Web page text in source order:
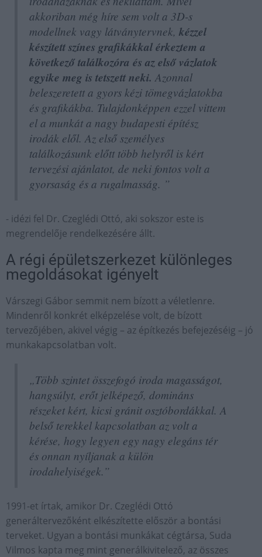
akkoriban még híre sem volt a 3D-s
modellnek vagy látványtervnek, kézzel
készített színes grafikákkal érkeztem a
következő találkozóra és az első vázlatok
egyike meg is tetszett neki. Azonnal
beleszeretett a gyors kézi tömegvázlatokba
és grafikákba. Tulajdonképpen ezzel vittem
el a munkát a nagy budapesti építész
irodák elől. Az első személyes
találkozásunk előtt több helyről is kért
tervezési ajánlatot, de neki fontos volt a
gyorsaság és a rugalmasság. ”
- idézi fel Dr. Czeglédi Ottó, aki sokszor este is
megrendelője rendelkezésére állt.
A régi épületszerkezet különleges
megoldásokat igényelt
Várszegi Gábor semmit nem bízott a véletlenre.
Mindenről konkrét elképzelése volt, de bízott
tervezőjében, akivel végig – az építkezés befejezéséig – jó
munkakapcsolatban volt.
„Több szintet összefogó iroda magasságot,
hangsúlyt, erőt jelképező, domináns
részeket kért, kicsi gránit osztóbordákkal. A
belső terekkel kapcsolatban az volt a
kérése, hogy legyen egy nagy elegáns tér
és onnan nyíljanak a külön
irodahelyiségek.”
1991-et írtak, amikor Dr. Czeglédi Ottó
generáltervezőként elkészítette először a bontási
terveket. Ugyan a bontási munkákat cégtársa, Suda
Vilmos kapta meg mint generálkivitelező, az összes